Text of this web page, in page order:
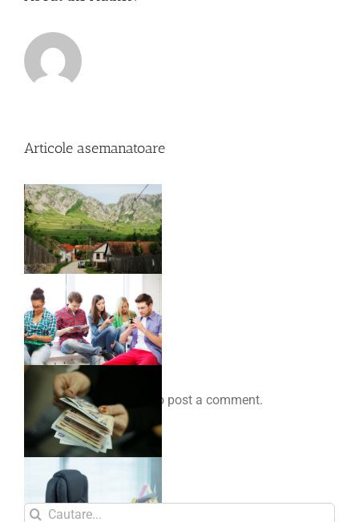
Articole asemanatoare
Comenteaza
You must be to post a comment.
Search